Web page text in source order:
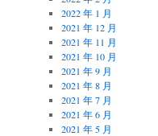
2022 年 1 月
2021 年 12 月
2021 年 11 月
2021 年 10 月
2021 年 9 月
2021 年 8 月
2021 年 7 月
2021 年 6 月
2021 年 5 月